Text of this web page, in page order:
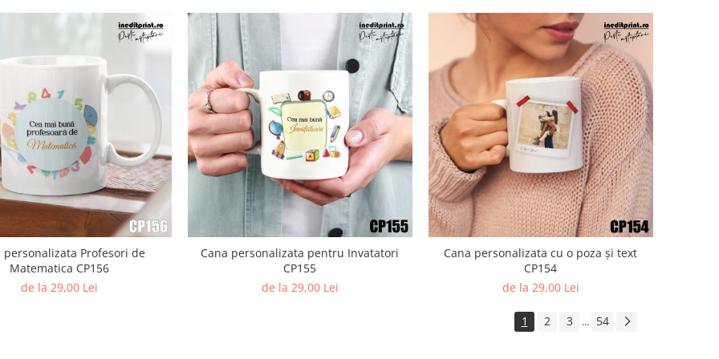
personalizata Profesori de
Matematica CP156
de la 29,00 Lei
Cana personalizata pentru Invatatori
CP155
de la 29,00 Lei
Cana personalizata cu o poza și text
CP154
de la 29,00 Lei
1 2 3 ... 54